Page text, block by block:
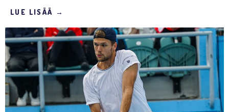
LUE LISÄÄ →